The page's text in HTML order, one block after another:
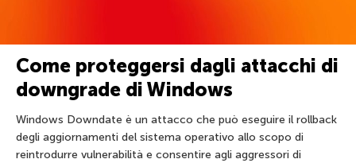
Come proteggersi dagli attacchi di
downgrade di Windows
Windows Downdate è un attacco che può eseguire il rollback
degli aggiornamenti del sistema operativo allo scopo di
reintrodurre vulnerabilità e consentire agli aggressori di